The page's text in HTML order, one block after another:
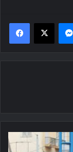
Παντού
είναι